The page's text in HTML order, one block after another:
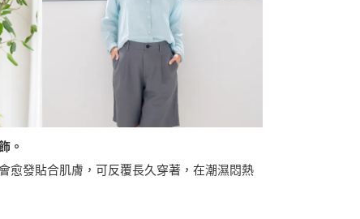
。
愈發貼合肌膚，可反覆長久穿著，在潮濕悶熱